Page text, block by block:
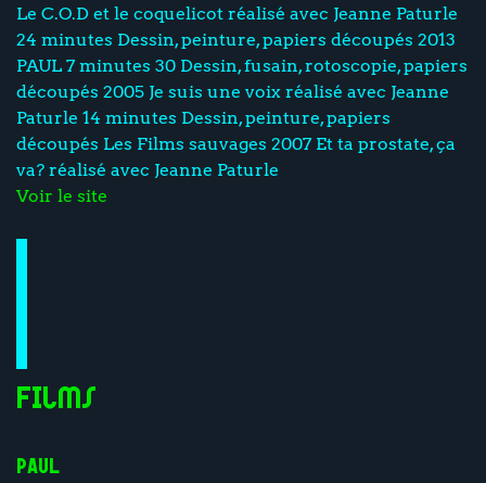
Le C.O.D et le coquelicot réalisé avec Jeanne Paturle
24 minutes Dessin, peinture, papiers découpés 2013
PAUL 7 minutes 30 Dessin, fusain, rotoscopie, papiers
découpés 2005 Je suis une voix réalisé avec Jeanne
Paturle 14 minutes Dessin, peinture, papiers
découpés Les Films sauvages 2007 Et ta prostate, ça
va? réalisé avec Jeanne Paturle
Voir le site
Films
PAUL